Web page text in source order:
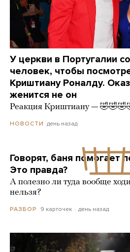
У церкви в Португалии
человек, чтобы
Криштиану Роналду.
женится не он
Реакция Криштиану —
НОВОСТИ день назад
Говорят, баня помогает
Это правда?
А полезно ли туда вообще
нельзя?
РАЗБОР 9 карточек день назад